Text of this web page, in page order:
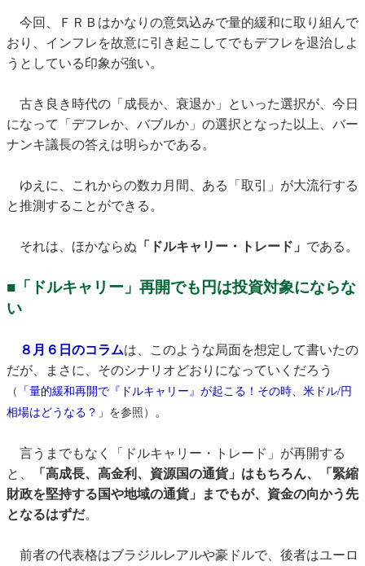
今回、ＦＲＢはかなりの意気込みで量的緩和に取り組んで
おり、インフレを故意に引き起こしてでもデフレを退治しよ
うとしている印象が強い。
古き良き時代の「成長か、衰退か」といった選択が、今日
になって「デフレか、バブルか」の選択となった以上、バー
ナンキ議長の答えは明らかである。
ゆえに、これからの数カ月間、ある「取引」が大流行する
と推測することができる。
それは、ほかならぬ 「ドルキャリー・トレード」 である。
■「ドルキャリー」再開でも円は投資対象にならな
い
８月６日のコラムは、このような局面を想定して書いたの
だが、まさに、そのシナリオどおりになっていくだろう
（
「量的緩和再開で『ドルキャリー』が起こる！その時、米ドル/円
相場はどうなる？」 を参照） 。
言うまでもなく「ドルキャリー・トレード」が再開する
と、
「高成長、高金利、資源国の通貨」はもちろん、「緊縮
財政を堅持する国や地域の通貨」までもが、資金の向かう先
となるはずだ。
前者の代表格はブラジルレアルや豪ドルで、後者はユーロ